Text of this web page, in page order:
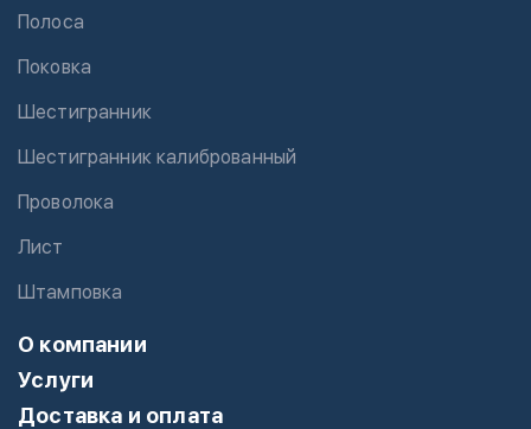
Полоса
Поковка
Шестигранник
Шестигранник калиброванный
Проволока
Лист
Штамповка
О компании
Услуги
Доставка и оплата